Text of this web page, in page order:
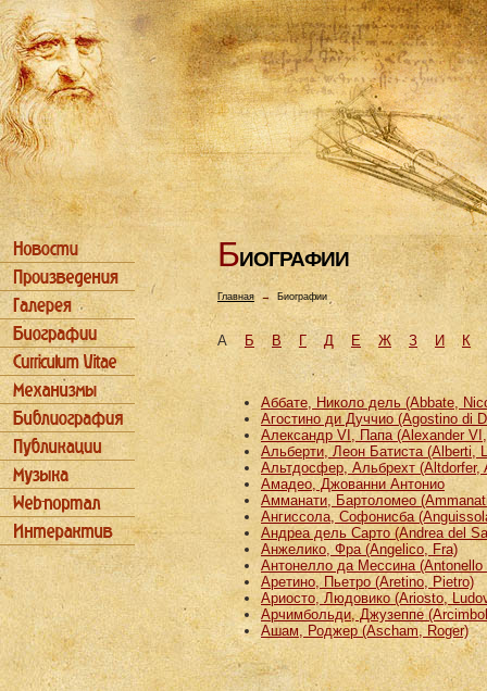
БИОГРАФИИ
Главная→ Биографии
АБ В Г Д Е Ж З И К
Аббате, Николо дель (Abbate,
Агостино ди Дуччио (Agostino di
Александр VI, Папа (Alexander
Альберти, Леон Батиста (Alberti,
Альтдосфер, Альбрехт (Altdorfer,
Амадео, Джованни Антонио
Амманати, Бартоломео
Ангиссола, Софонисба
Андреа дель Сарто (Andrea del
Анжелико, Фра (Angelico, Fra)
Антонелло да Мессина (Antonello
Аретино, Пьетро (Aretino, Pietro)
Ариосто, Людовико (Ariosto,
Арчимбольди, Джузеппе
Ашам, Роджер (Ascham, Roger)